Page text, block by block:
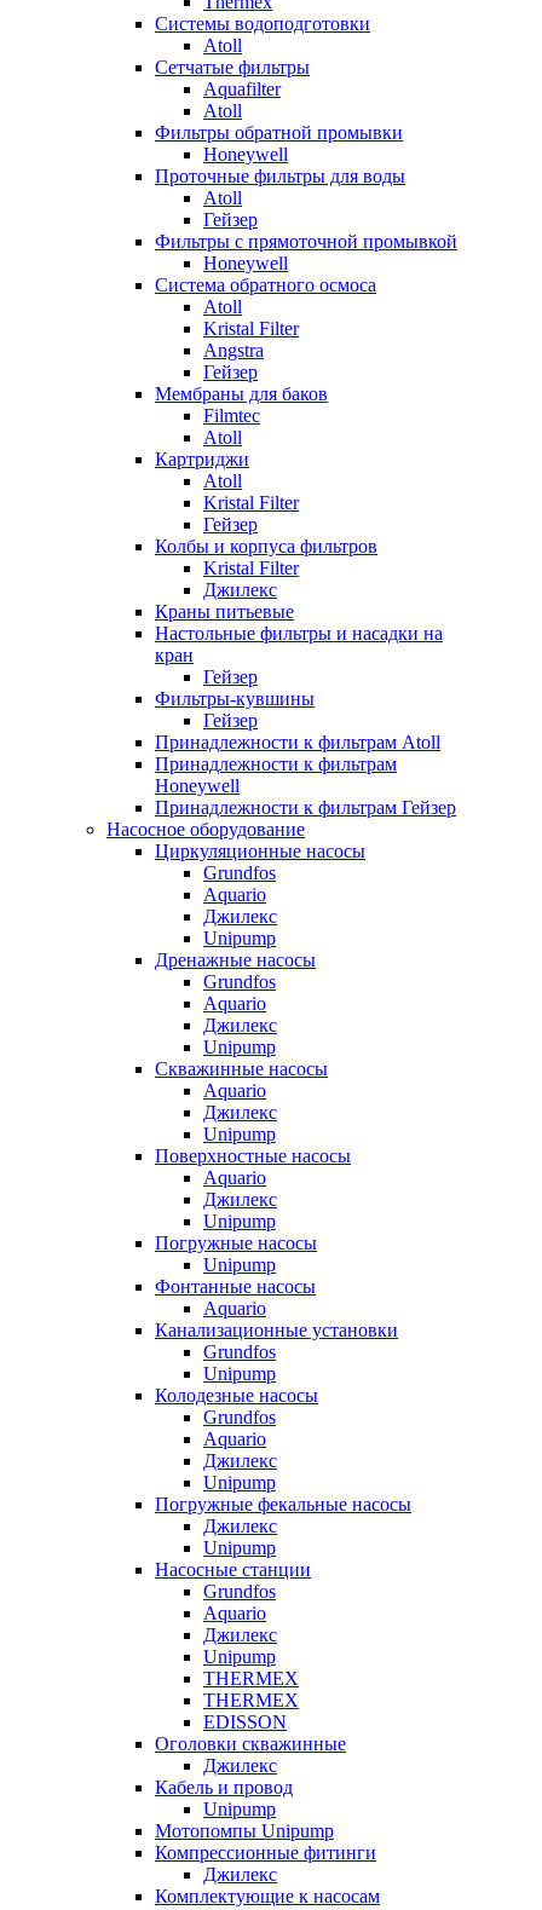
Системы водоподготовки
Atoll
Сетчатые фильтры
Aquafilter
Atoll
Фильтры обратной промывки
Honeywell
Проточные фильтры для воды
Atoll
Гейзер
Фильтры с прямоточной промывкой
Honeywell
Система обратного осмоса
Atoll
Kristal Filter
Angstra
Гейзер
Мембраны для баков
Filmtec
Atoll
Картриджи
Atoll
Kristal Filter
Гейзер
Колбы и корпуса фильтров
Kristal Filter
Джилекс
Краны питьевые
Настольные фильтры и насадки на
кран
Гейзер
Фильтры-кувшины
Гейзер
Принадлежности к фильтрам Atoll
Принадлежности к фильтрам
Honeywell
Принадлежности к фильтрам Гейзер
Насосное оборудование
Циркуляционные насосы
Grundfos
Aquario
Джилекс
Unipump
Дренажные насосы
Grundfos
Aquario
Джилекс
Unipump
Скважинные насосы
Aquario
Джилекс
Unipump
Поверхностные насосы
Aquario
Джилекс
Unipump
Погружные насосы
Unipump
Фонтанные насосы
Aquario
Канализационные установки
Grundfos
Unipump
Колодезные насосы
Grundfos
Aquario
Джилекс
Unipump
Погружные фекальные насосы
Джилекс
Unipump
Насосные станции
Grundfos
Aquario
Джилекс
Unipump
THERMEX
THERMEX
EDISSON
Оголовки скважинные
Джилекс
Кабель и провод
Unipump
Мотопомпы Unipump
Компрессионные фитинги
Джилекс
Комплектующие к насосам